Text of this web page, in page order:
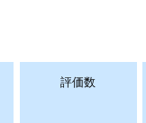
評価数